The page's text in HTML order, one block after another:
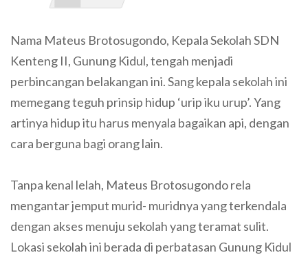
Nama Mateus Brotosugondo, Kepala Sekolah SDN
Kenteng II, Gunung Kidul, tengah menjadi
perbincangan belakangan ini. Sang kepala sekolah ini
memegang teguh prinsip hidup ‘urip iku urup’. Yang
artinya hidup itu harus menyala bagaikan api, dengan
cara berguna bagi orang lain.
Tanpa kenal lelah, Mateus Brotosugondo rela
mengantar jemput murid- muridnya yang terkendala
dengan akses menuju sekolah yang teramat sulit.
Lokasi sekolah ini berada di perbatasan Gunung Kidul